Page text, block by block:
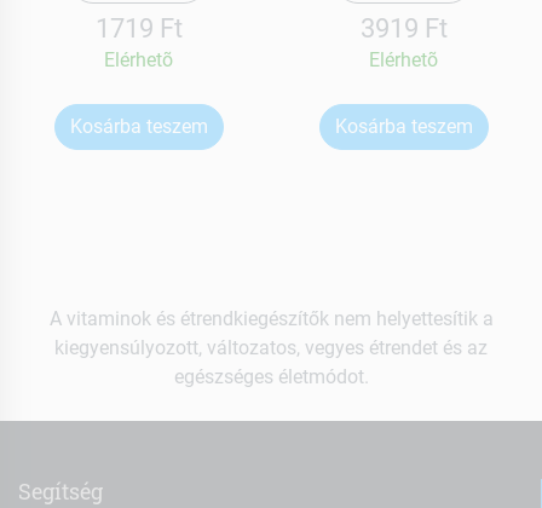
1719 Ft
Elérhetõ
Kosárba teszem
3919 Ft
Elérhetõ
Kosárba teszem
A vitaminok és étrendkiegészítők nem helyettesítik a
kiegyensúlyozott, változatos, vegyes étrendet és az
egészséges életmódot.
Segítség